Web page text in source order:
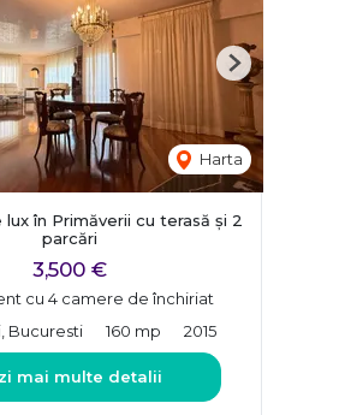
Harta
Next
în Primăverii cu terasă și 2
parcări
3,500 €
cu 4 camere de închiriat
Bucuresti
160 mp 2015
mai multe detalii